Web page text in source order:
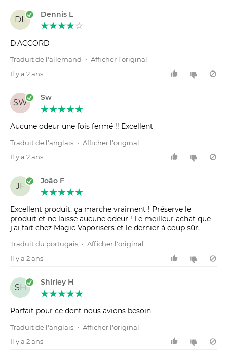
DL
Dennis L
D'ACCORD
Traduit de l'allemand • Afficher l'original
Il y a 2 ans
SW
Sw
Aucune odeur une fois fermé !! Excellent
Traduit de l'anglais • Afficher l'original
Il y a 2 ans
JF
João F
Excellent produit, ça marche vraiment ! Préserve le
produit et ne laisse aucune odeur ! Le meilleur achat que
j'ai fait chez Magic Vaporisers et le dernier à coup sûr.
Traduit du portugais • Afficher l'original
Il y a 2 ans
SH
Shirley H
Parfait pour ce dont nous avions besoin
Traduit de l'anglais • Afficher l'original
Il y a 2 ans